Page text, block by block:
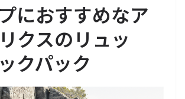
におすすめなア
クスのリュッ
クパック